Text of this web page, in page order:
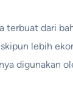
terbuat dari
lebih
digunakan